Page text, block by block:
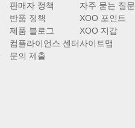
판매자 정책
반품 정책
제품 블로그
컴플라이언스 센터
문의 제출
자주 묻는 질문
XOO 포인트
XOO 지갑
사이트맵